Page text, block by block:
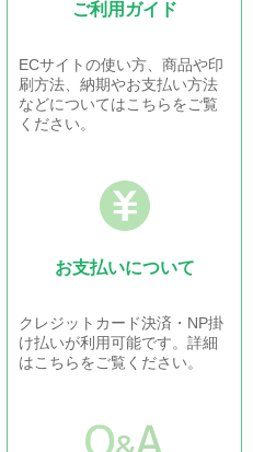
ご利用ガイド
ECサイトの使い方、商品や印
刷方法、納期やお支払い方法
などについてはこちらをご覧
ください。
お支払いについて
クレジットカード決済・NP掛
け払いが利用可能です。詳細
はこちらをご覧ください。